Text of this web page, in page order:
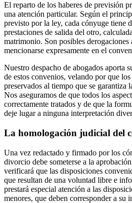
El reparto de los haberes de previsión
una atención particular. Según el
previsto por la ley, cada cónyuge tiene
prestaciones de salida del otro,
matrimonio. Son posibles derogaciones
mencionarse expresamente en el
Nuestro despacho de abogados aporta
de estos convenios, velando por que los
preservados al tiempo que se garantiza
Nos aseguramos de que todos los
correctamente tratados y de que la
deje lugar a ninguna interpretación
La homologación judicial del
Una vez redactado y firmado por los
divorcio debe someterse a la
verificará que las disposiciones
que resultan de una voluntad libre e
prestará especial atención a las
menores, que deben corresponder a su